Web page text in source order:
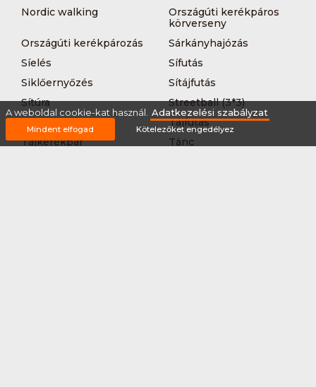
Nordic walking
Országúti kerékpáros
körverseny
Országúti kerékpározás
Sárkányhajózás
Síelés
Sífutás
Siklőernyőzés
Sítájfutás
Sítúra
Streetball (3*3)
Sup
Tájfutás
Tájkerékpár
Tánc
A weboldal cookie-kat használ. Adatkezelési szabályzat
Mindent elfogad Kötelezőket engedélyez